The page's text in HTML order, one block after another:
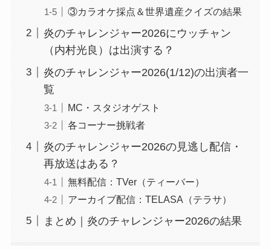
③カラオケ採点＆世界遺産クイズの結果
炎のチャレンジャー2026にウッチャン
（内村光良）は出演する？
炎のチャレンジャー2026(1/12)の出演者一
覧
MC・スタジオゲスト
各コーナー挑戦者
炎のチャレンジャー2026の見逃し配信・
再放送はある？
無料配信：TVer（ティーバー）
アーカイブ配信：TELASA（テラサ）
まとめ｜炎のチャレンジャー2026の結果